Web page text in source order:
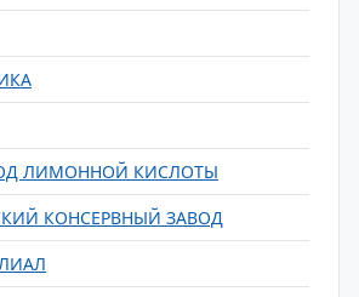
ЛИМОННОЙ КИСЛОТЫ
КОНСЕРВНЫЙ ЗАВОД